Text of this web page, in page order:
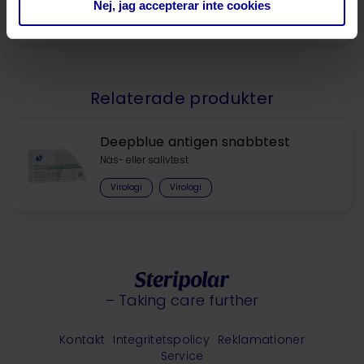
Nej, jag accepterar inte cookies
Fråga mer om denna produkt
Relaterade produkter
Deepblue antigen snabbtest
Näs- eller salivtest
Virologi Virologi
– Taking care further
Kontakt Integritetspolicy Reklamationer
Service